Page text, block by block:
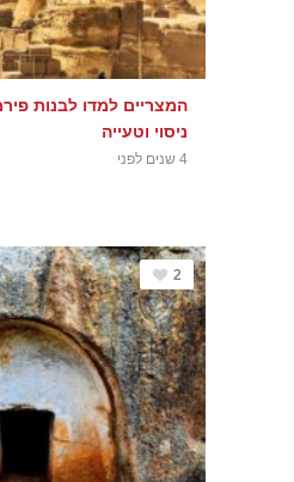
המצריים למדו לבנות
ניסוי וטעייה
4 שנים לפני
2